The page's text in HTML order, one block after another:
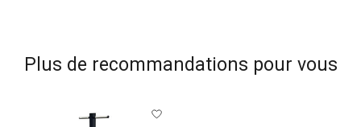
Plus de recommandations pour vous
Articles du carrousel de produits